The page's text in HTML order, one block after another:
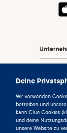
Deine
Wir verwenden
betreiben und
kann Clue Cookies
und deine
unsere Website zu
Info